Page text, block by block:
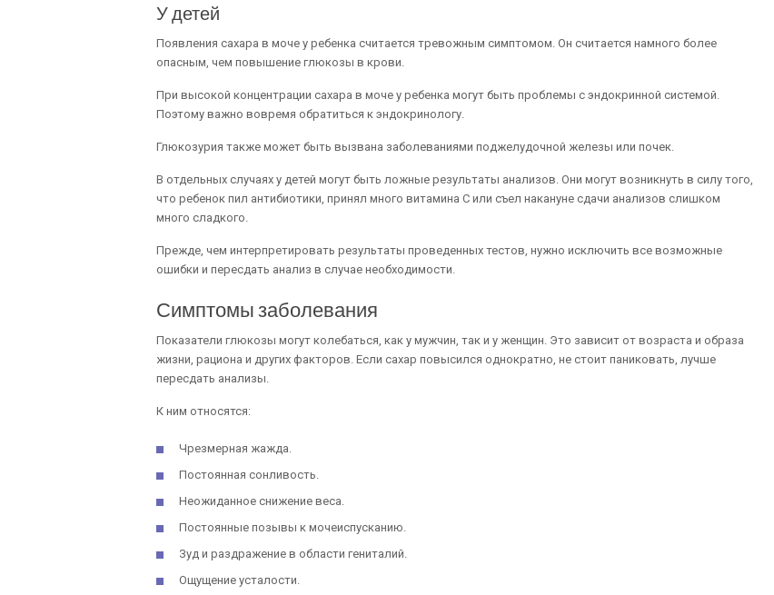
У детей
Появления сахара в моче у ребенка считается тревожным симптомом. Он считается намного более
опасным, чем повышение глюкозы в крови.
При высокой концентрации сахара в моче у ребенка могут быть проблемы с эндокринной системой.
Поэтому важно вовремя обратиться к эндокринологу.
Глюкозурия также может быть вызвана заболеваниями поджелудочной железы или почек.
В отдельных случаях у детей могут быть ложные результаты анализов. Они могут возникнуть в силу того,
что ребенок пил антибиотики, принял много витамина С или съел накануне сдачи анализов слишком
много сладкого.
Прежде, чем интерпретировать результаты проведенных тестов, нужно исключить все возможные
ошибки и пересдать анализ в случае необходимости.
Симптомы заболевания
Показатели глюкозы могут колебаться, как у мужчин, так и у женщин. Это зависит от возраста и образа
жизни, рациона и других факторов. Если сахар повысился однократно, не стоит паниковать, лучше
пересдать анализы.
К ним относятся:
Чрезмерная жажда.
Постоянная сонливость.
Неожиданное снижение веса.
Постоянные позывы к мочеиспусканию.
Зуд и раздражение в области гениталий.
Ощущение усталости.